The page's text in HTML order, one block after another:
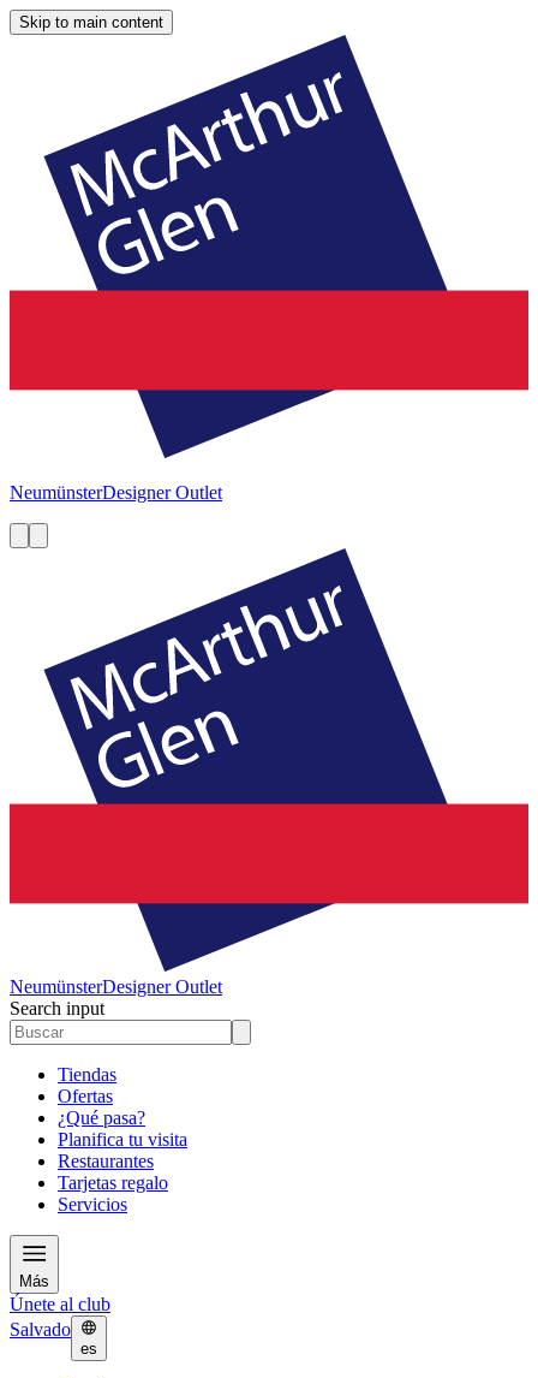
Skip to main content
NeumünsterDesigner Outlet
NeumünsterDesigner Outlet
Search input
Tiendas
Ofertas
¿Qué pasa?
Planifica tu visita
Restaurantes
Tarjetas regalo
Servicios
Más
Únete al club
Salvado
es